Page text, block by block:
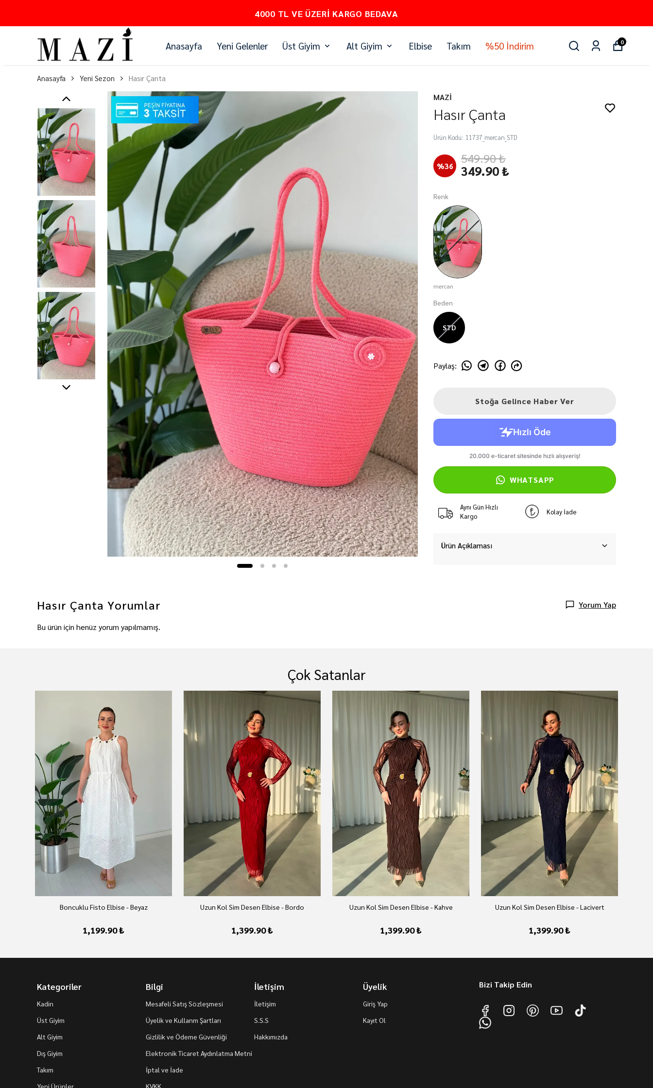
PEŞİN FİYATINA 3 TAKSİT
Anasayfa Yeni Gelenler Üst Giyim Alt Giyim Elbise Takım %50 İndirim 0
Anasayfa Yeni Sezon Hasır Çanta
MAZİ
Hasır Çanta
Ürün Kodu: 11737_mercan_STD
%36 549.90 ₺
349.90 ₺
Renk
mercan
Beden
STD
Paylaş:
Stoğa Gelince Haber Ver
WHATSAPP
Aynı Gün Hızlı
Kargo
Kolay İade
Ürün Açıklaması
Hasır Çanta Yorumlar Yorum Yap
Bu ürün için henüz yorum yapılmamış.
Çok Satanlar
Boncuklu Fisto Elbise - Beyaz
1,199.90 ₺
Uzun Kol Sim Desen Elbise - Bordo
1,399.90 ₺
Uzun Kol Sim Desen Elbise - Kahve
1,399.90 ₺
Uzun Kol Sim Desen Elbise - Lacivert
1,399.90 ₺
Kategoriler
Kadin
Üst Giyim
Alt Giyim
Dış Giyim
Takım
Yeni Ürünler
Bilgi
Mesafeli Satış Sözleşmesi
Üyelik ve Kullanm Şartları
Gizlilik ve Ödeme Güvenliği
Elektronik Ticaret Aydınlatma Metni
İptal ve İade
KVKK
İletişim
İletişim
S.S.S
Hakkımızda
Üyelik
Giriş Yap
Kayıt Ol
Bizi Takip Edin